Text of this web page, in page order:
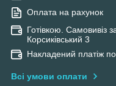
Оплата на рахунок
Готівкою. Самовивіз
Корсиківський 3
Накладений платіж
Всі умови оплати